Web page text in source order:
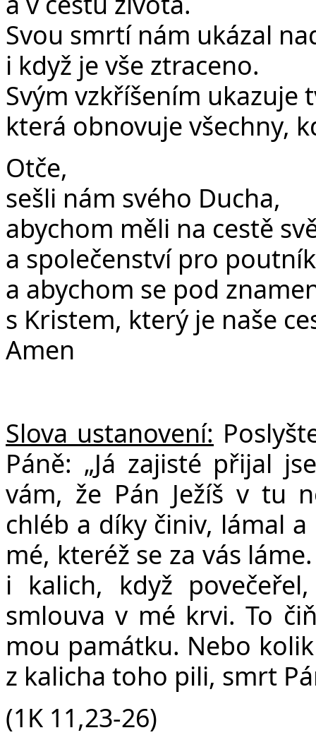
Svou smrtí nám ukázal
i když je vše ztraceno.
Svým vzkříšením ukazuje
která obnovuje všechny,
Otče,
sešli nám svého Ducha,
abychom měli na cestě
a společenství pro
a abychom se pod
s Kristem, který je naše
Amen
Slova ustanovení:
Páně: „Já zajisté přijal
vám, že Pán Ježíš v tu
chléb a díky činiv, lámal
mé, kteréž se za vás
i kalich, když
smlouva v mé krvi. To
mou památku. Nebo
z kalicha toho pili, smrt
(1K 11,23-26)